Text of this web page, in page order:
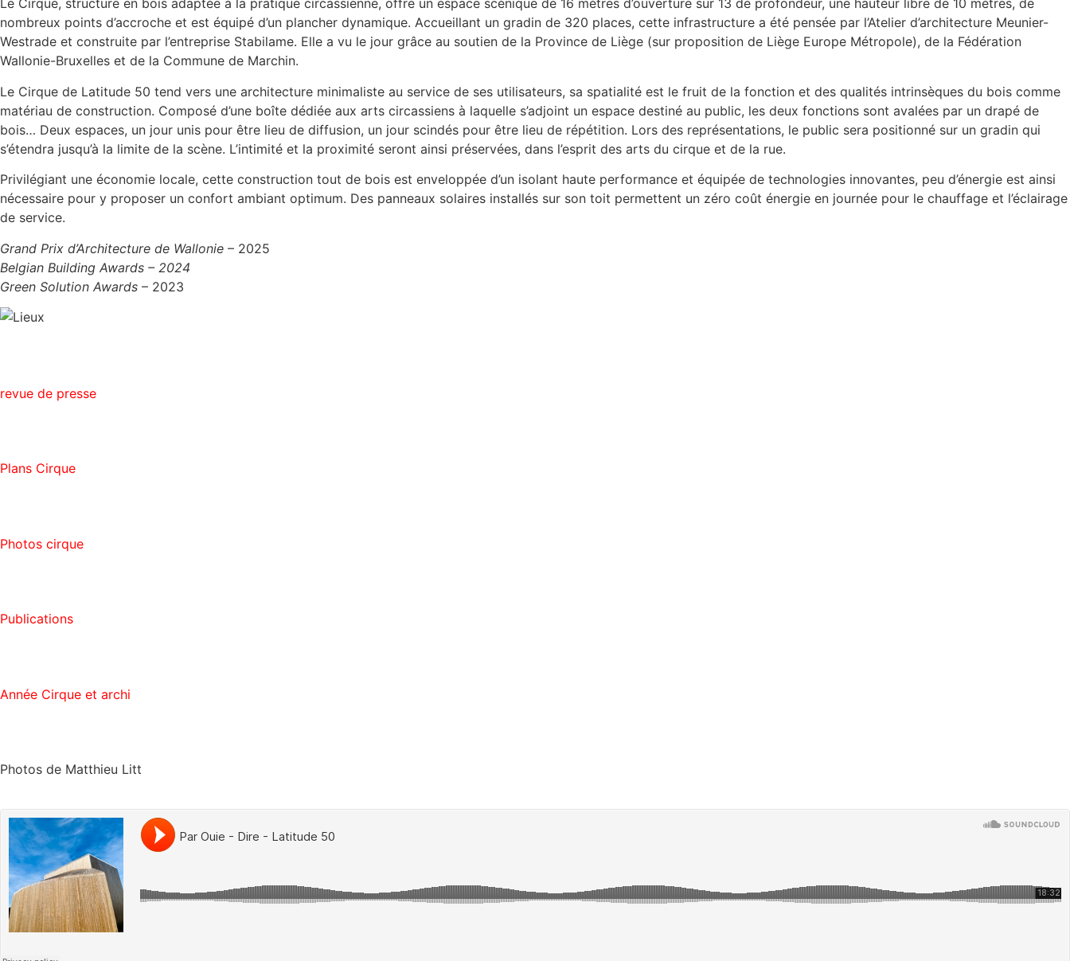
Le Cirque, structure en bois adaptée à la pratique circassienne, offre un espace scénique de 16 mètres d’ouverture sur 13 de profondeur, une hauteur libre de 10 mètres, de
nombreux points d’accroche et est équipé d’un plancher dynamique. Accueillant un gradin de 320 places, cette infrastructure a été pensée par l’Atelier d’architecture Meunier-
Westrade et construite par l’entreprise Stabilame. Elle a vu le jour grâce au soutien de la Province de Liège (sur proposition de Liège Europe Métropole), de la Fédération
Wallonie-Bruxelles et de la Commune de Marchin.
Le Cirque de Latitude 50 tend vers une architecture minimaliste au service de ses utilisateurs, sa spatialité est le fruit de la fonction et des qualités intrinsèques du bois comme
matériau de construction. Composé d’une boîte dédiée aux arts circassiens à laquelle s’adjoint un espace destiné au public, les deux fonctions sont avalées par un drapé de
bois… Deux espaces, un jour unis pour être lieu de diffusion, un jour scindés pour être lieu de répétition. Lors des représentations, le public sera positionné sur un gradin qui
s’étendra jusqu’à la limite de la scène. L’intimité et la proximité seront ainsi préservées, dans l’esprit des arts du cirque et de la rue.
Privilégiant une économie locale, cette construction tout de bois est enveloppée d’un isolant haute performance et équipée de technologies innovantes, peu d’énergie est ainsi
nécessaire pour y proposer un confort ambiant optimum. Des panneaux solaires installés sur son toit permettent un zéro coût énergie en journée pour le chauffage et l’éclairage
de service.
Grand Prix d’Architecture de Wallonie – 2025
Belgian Building Awards – 2024
Green Solution Awards – 2023
revue de presse
Plans Cirque
Photos cirque
Publications
Année Cirque et archi
Photos de Matthieu Litt